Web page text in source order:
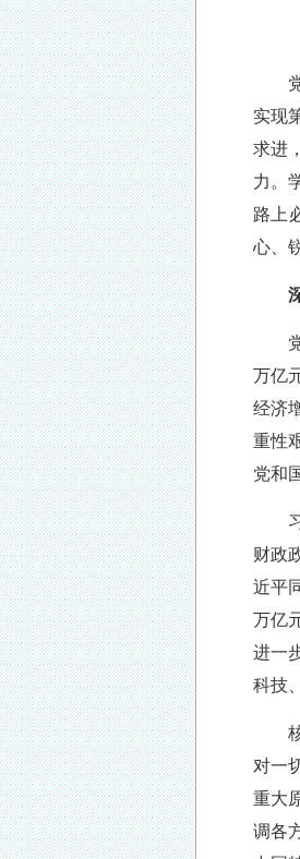
党
实现
求进
力。
路上
心、
党
万亿
经济
重性
党和
习
财政
近平
万亿
进一
科技
核
对一
重大
调各